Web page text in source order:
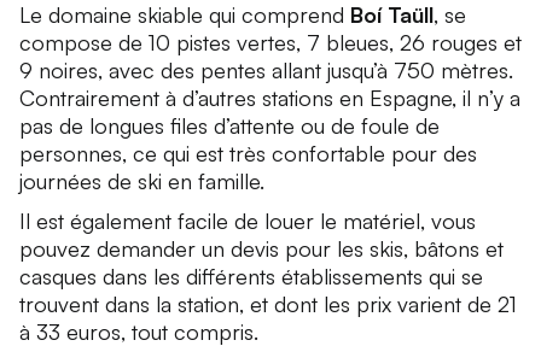
Le domaine skiable qui comprend Boí Taüll, se
compose de 10 pistes vertes, 7 bleues, 26 rouges et
9 noires, avec des pentes allant jusqu’à 750 mètres.
Contrairement à d’autres stations en Espagne, il n’y a
pas de longues files d’attente ou de foule de
personnes, ce qui est très confortable pour des
journées de ski en famille.
Il est également facile de louer le matériel, vous
pouvez demander un devis pour les skis, bâtons et
casques dans les différents établissements qui se
trouvent dans la station, et dont les prix varient de 21
à 33 euros, tout compris.